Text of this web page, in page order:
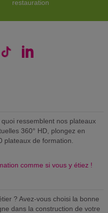
restauration
ressemblent nos plateaux
360° HD, plongez en
plateaux de formation.
comme si vous y étiez !
? Avez-vous choisi la bonne
dans la construction de votre